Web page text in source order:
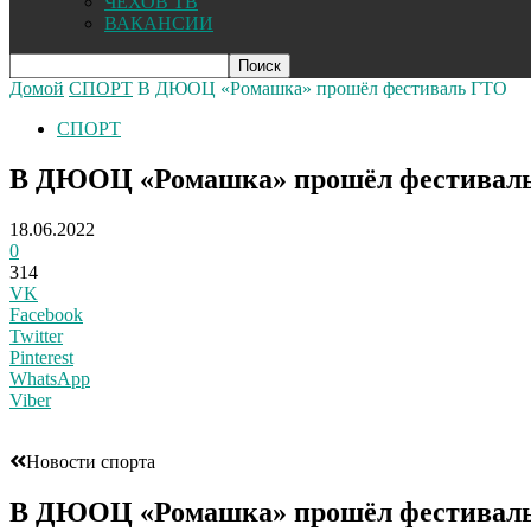
ВАКАНСИИ
Домой СПОРТ В ДЮОЦ «Ромашка» прошёл фестиваль ГТО
СПОРТ
В ДЮОЦ «Ромашка» прошёл
18.06.2022
0
314
VK
Facebook
Twitter
Pinterest
WhatsApp
Viber
Новости спорта
В ДЮОЦ «Ромашка» прошёл